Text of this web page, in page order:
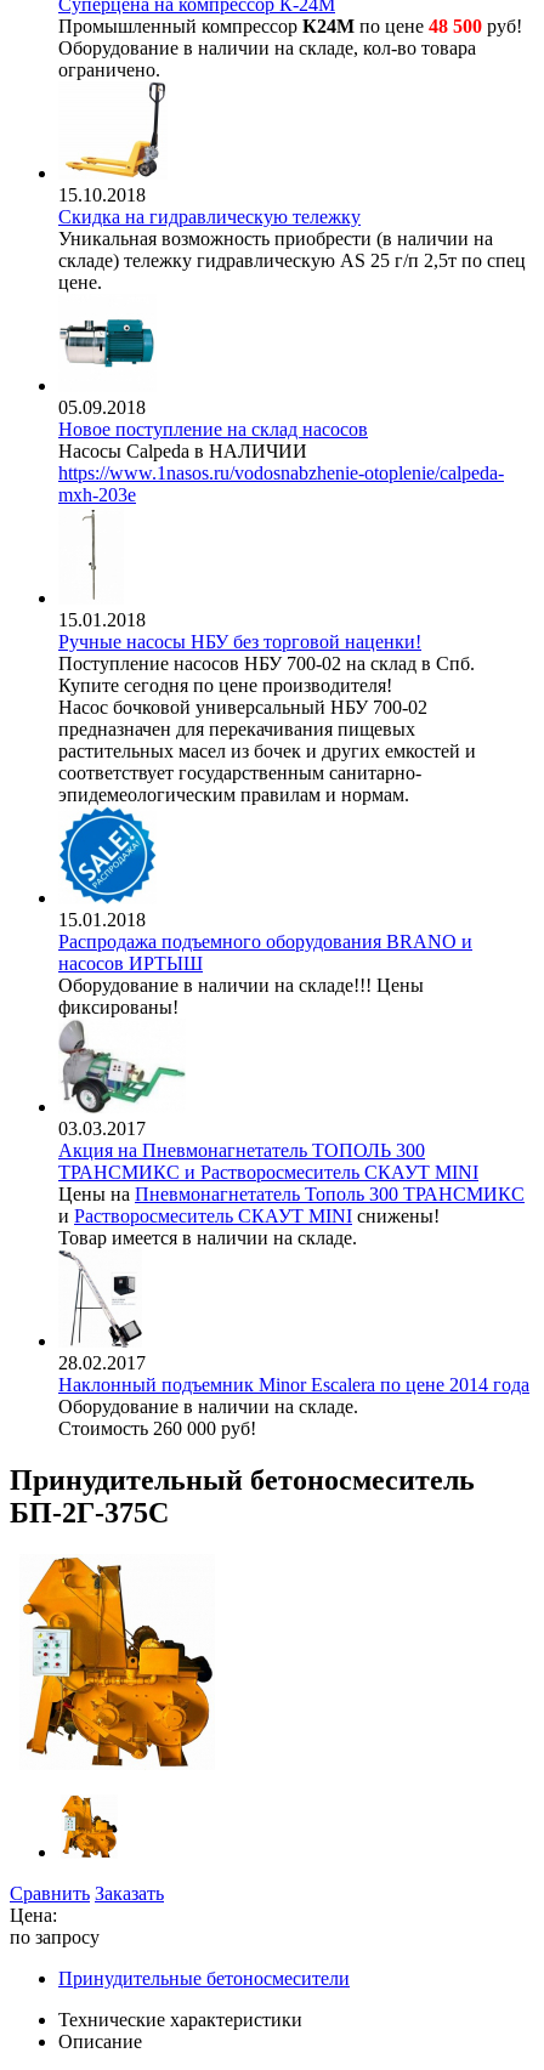
Суперцена на компрессор К-24М
Промышленный компрессор К24М по цене 48 500 руб!
Оборудование в наличии на складе, кол-во товара
ограничено.
15.10.2018
Скидка на гидравлическую тележку
Уникальная возможность приобрести (в наличии на
складе) тележку гидравлическую AS 25 г/п 2,5т по спец
цене.
05.09.2018
Новое поступление на склад насосов
Насосы Calpeda в НАЛИЧИИ
https://www.1nasos.ru/vodosnabzhenie-otoplenie/calpeda-
mxh-203e
15.01.2018
Ручные насосы НБУ без торговой наценки!
Поступление насосов НБУ 700-02 на склад в Спб.
Купите сегодня по цене производителя!
Насос бочковой универсальный НБУ 700-02
предназначен для перекачивания пищевых
растительных масел из бочек и других емкостей и
соответствует государственным санитарно-
эпидемеологическим правилам и нормам.
15.01.2018
Распродажа подъемного оборудования BRANO и
насосов ИРТЫШ
Оборудование в наличии на складе!!! Цены
фиксированы!
03.03.2017
Акция на Пневмонагнетатель ТОПОЛЬ 300
ТРАНСМИКС и Растворосмеситель СКАУТ MINI
Цены на Пневмонагнетатель Тополь 300 ТРАНСМИКС
и Растворосмеситель СКАУТ MINI снижены!
Товар имеется в наличии на складе.
28.02.2017
Наклонный подъемник Minor Escalera по цене 2014 года
Оборудование в наличии на складе.
Стоимость 260 000 руб!
Принудительный бетоносмеситель
БП-2Г-375С
Сравнить Заказать
Цена:
по запросу
Принудительные бетоносмесители
Технические характеристики
Описание